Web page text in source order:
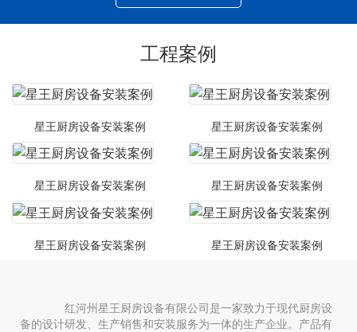
工程案例
星王厨房设备安装案例 星王厨房设备安装案例
星王厨房设备安装案例 星王厨房设备安装案例
星王厨房设备安装案例 星王厨房设备安装案例
红河州星王厨房设备有限公司是一家致力于现代厨房设
备的设计研发、生产销售和安装服务为一体的生产企业。产品有